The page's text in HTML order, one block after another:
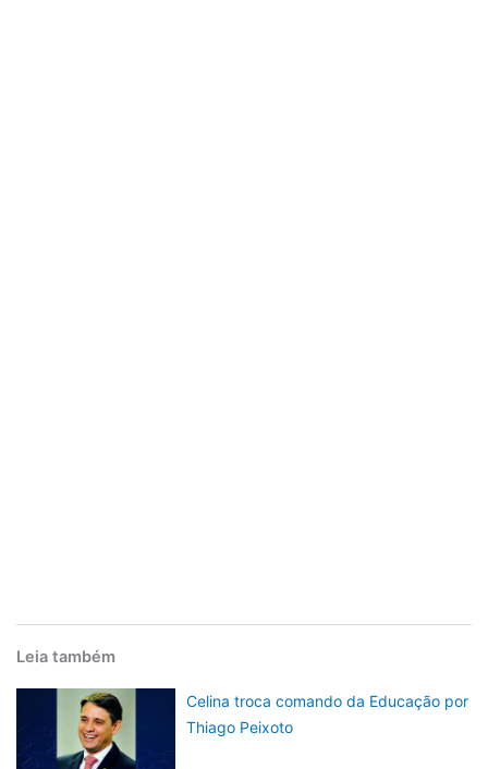
Leia também
Celina troca comando da Educação por
Thiago Peixoto